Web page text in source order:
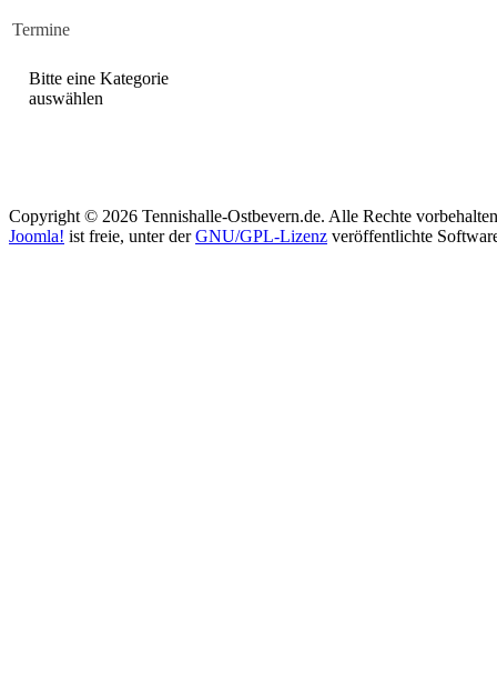
Termine
Bitte eine Kategorie
auswählen
Copyright © 2026 Tennishalle-Ostbevern.de. Alle Rechte
Joomla! ist freie, unter derGNU/GPL-Lizenz veröffentlichte